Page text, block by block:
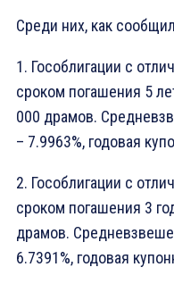
Среди них, как
1. Гособлигации с
сроком погашения 5
000 драмов.
– 7.9963%, годовая
2. Гособлигации с
сроком погашения 3
драмов.
6.7391%, годовая